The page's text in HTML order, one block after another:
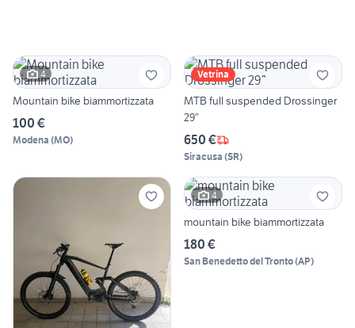
4
Mountain bike biammortizzata
100 €
Modena (MO)
Vetrina
MTB full suspended Drossinger
29”
650 €
Siracusa (SR)
4
mountain bike biammortizzata
180 €
San Benedetto del Tronto(AP)